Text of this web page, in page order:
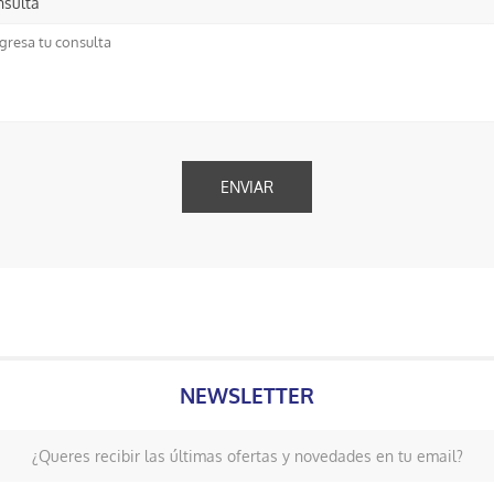
NEWSLETTER
¿Queres recibir las últimas ofertas y novedades en tu email?